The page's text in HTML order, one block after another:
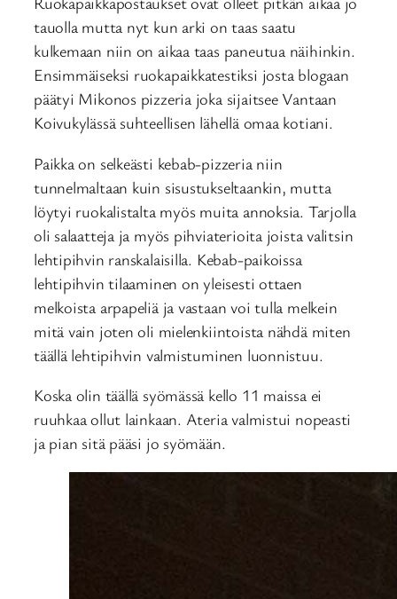
tauolla mutta nyt kun arki on taas saatu
kulkemaan niin on aikaa taas paneutua näihinkin.
Ensimmäiseksi ruokapaikkatestiksi josta blogaan
päätyi Mikonos pizzeria joka sijaitsee Vantaan
Koivukylässä suhteellisen lähellä omaa kotiani.
Paikka on selkeästi kebab-pizzeria niin
tunnelmaltaan kuin sisustukseltaankin, mutta
löytyi ruokalistalta myös muita annoksia. Tarjolla
oli salaatteja ja myös pihviaterioita joista valitsin
lehtipihvin ranskalaisilla. Kebab-paikoissa
lehtipihvin tilaaminen on yleisesti ottaen
melkoista arpapeliä ja vastaan voi tulla melkein
mitä vain joten oli mielenkiintoista nähdä miten
täällä lehtipihvin valmistuminen luonnistuu.
Koska olin täällä syömässä kello 11 maissa ei
ruuhkaa ollut lainkaan. Ateria valmistui nopeasti
ja pian sitä pääsi jo syömään.